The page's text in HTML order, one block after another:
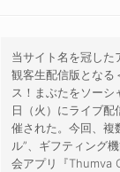
当サイト名を冠した
観客生配信版となる
ス！まぶたをソー
日（火）にライブ
催された。今回、複
ル”、ギフティング
会アプリ『Thumva